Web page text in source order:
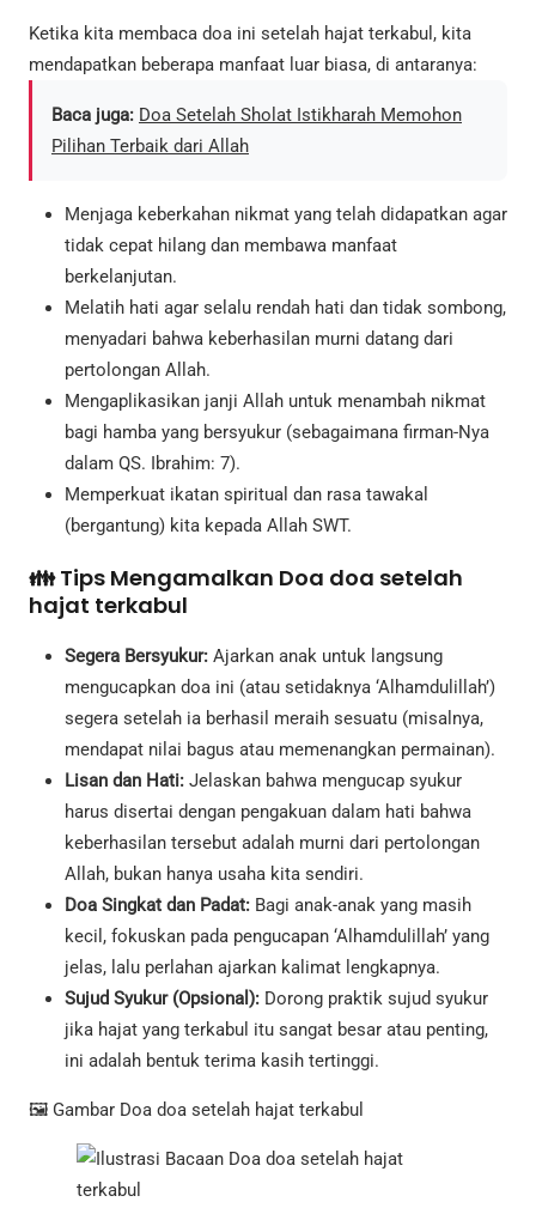
Ketika kita membaca doa ini setelah hajat terkabul, kita
mendapatkan beberapa manfaat luar biasa, di antaranya:
Baca juga: Doa Setelah Sholat Istikharah Memohon
Pilihan Terbaik dari Allah
Menjaga keberkahan nikmat yang telah didapatkan agar
tidak cepat hilang dan membawa manfaat
berkelanjutan.
Melatih hati agar selalu rendah hati dan tidak sombong,
menyadari bahwa keberhasilan murni datang dari
pertolongan Allah.
Mengaplikasikan janji Allah untuk menambah nikmat
bagi hamba yang bersyukur (sebagaimana firman-Nya
dalam QS. Ibrahim: 7).
Memperkuat ikatan spiritual dan rasa tawakal
(bergantung) kita kepada Allah SWT.
👪 Tips Mengamalkan Doa doa setelah
hajat terkabul
Segera Bersyukur: Ajarkan anak untuk langsung
mengucapkan doa ini (atau setidaknya ‘Alhamdulillah’)
segera setelah ia berhasil meraih sesuatu (misalnya,
mendapat nilai bagus atau memenangkan permainan).
Lisan dan Hati: Jelaskan bahwa mengucap syukur
harus disertai dengan pengakuan dalam hati bahwa
keberhasilan tersebut adalah murni dari pertolongan
Allah, bukan hanya usaha kita sendiri.
Doa Singkat dan Padat: Bagi anak-anak yang masih
kecil, fokuskan pada pengucapan ‘Alhamdulillah’ yang
jelas, lalu perlahan ajarkan kalimat lengkapnya.
Sujud Syukur (Opsional): Dorong praktik sujud syukur
jika hajat yang terkabul itu sangat besar atau penting,
ini adalah bentuk terima kasih tertinggi.
🖼️ Gambar Doa doa setelah hajat terkabul